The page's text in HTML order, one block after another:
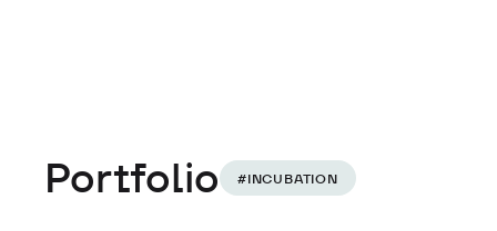
Portfolio #INCUBATION